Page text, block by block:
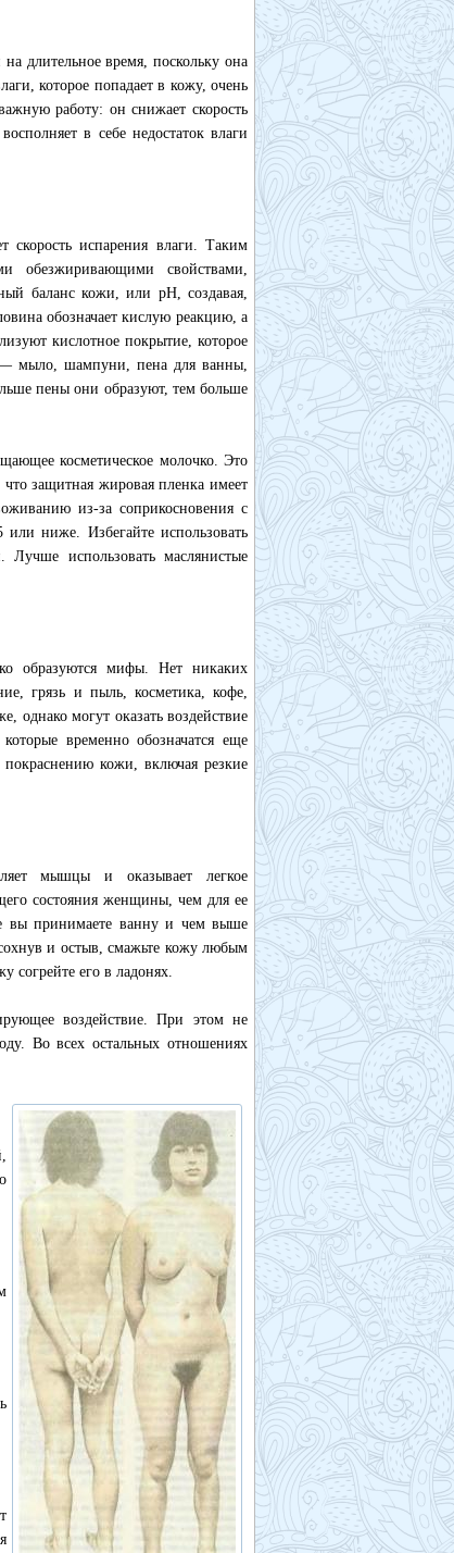
длительное время, поскольку она
которое попадает в кожу, очень
работу: он снижает скорость
в себе недостаток влаги
испарения влаги. Таким
обезжиривающими свойствами,
баланс кожи, или pH, создавая,
обозначает кислую реакцию, а
кислотное покрытие, которое
— мыло, шампуни, пена для ванны,
пены они образуют, тем больше
косметическое молочко. Это
защитная жировая пленка имеет
из-за соприкосновения с
ниже. Избегайте использовать
использовать маслянистые
образуются мифы. Нет никаких
грязь и пыль, косметика, кофе,
однако могут оказать воздействие
временно обозначатся еще
кожи, включая резкие
мышцы и оказывает легкое
состояния женщины, чем для ее
вы принимаете ванну и чем выше
и остыв, смажьте кожу любым
согрейте его в ладонях.
воздействие. При этом не
Во всех остальных отношениях